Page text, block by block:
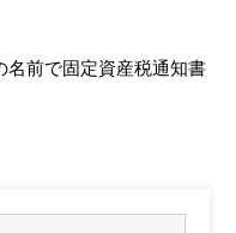
名前で固定資産税通知書